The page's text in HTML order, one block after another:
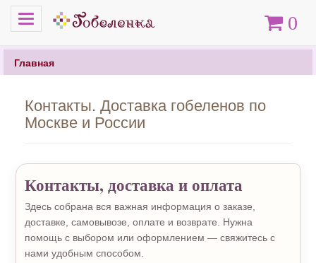
Меню Корзина
0
Главная
Контакты. Доставка гобеленов по
Москве и России
Контакты, доставка и оплата
Здесь собрана вся важная информация о заказе,
доставке, самовывозе, оплате и возврате. Нужна
помощь с выбором или оформлением — свяжитесь с
нами удобным способом.